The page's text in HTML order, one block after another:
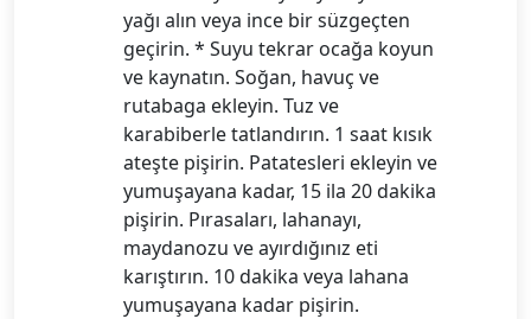
yağı alın veya ince bir süzgeçten
geçirin. * Suyu tekrar ocağa koyun
ve kaynatın. Soğan, havuç ve
rutabaga ekleyin. Tuz ve
karabiberle tatlandırın. 1 saat kısık
ateşte pişirin. Patatesleri ekleyin ve
yumuşayana kadar, 15 ila 20 dakika
pişirin. Pırasaları, lahanayı,
maydanozu ve ayırdığınız eti
karıştırın. 10 dakika veya lahana
yumuşayana kadar pişirin.